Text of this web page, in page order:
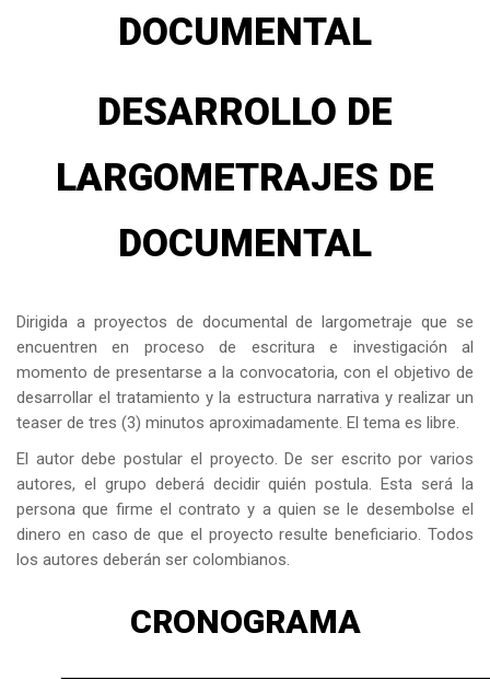
DOCUMENTAL
DESARROLLO DE
LARGOMETRAJES DE
DOCUMENTAL
Dirigida a proyectos de documental de largometraje que se
encuentren en proceso de escritura e investigación al
momento de presentarse a la convocatoria, con el objetivo de
desarrollar el tratamiento y la estructura narrativa y realizar un
teaser de tres (3) minutos aproximadamente. El tema es libre.
El autor debe postular el proyecto. De ser escrito por varios
autores, el grupo deberá decidir quién postula. Esta será la
persona que firme el contrato y a quien se le desembolse el
dinero en caso de que el proyecto resulte beneficiario. Todos
los autores deberán ser colombianos.
CRONOGRAMA